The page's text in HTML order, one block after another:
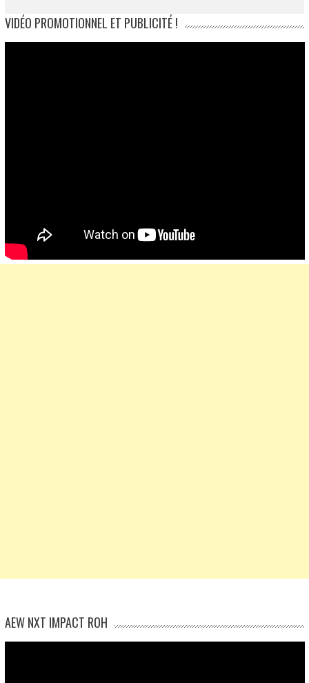
VIDÉO PROMOTIONNEL ET PUBLICITÉ !
AEW NXT IMPACT ROH